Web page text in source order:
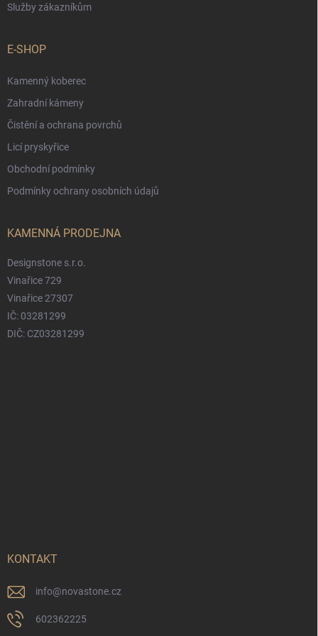
Služby zákazníkům
E-SHOP
Kamenný koberec
Zahradní kámeny
Čistění a ochrana povrchů
Licí pryskyřice
Obchodní podmínky
Podmínky ochrany osobních údajů
KAMENNÁ PRODEJNA
Designstone s.r.o.
Vinařice 729
Vinařice 27307
IČ: 03281299
DIČ: CZ03281299
KONTAKT
info@novastone.cz
602362225